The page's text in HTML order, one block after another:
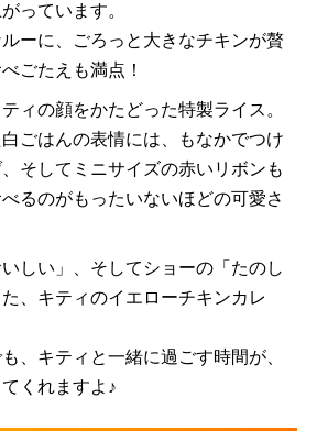
っています。
ーに、ごろっと大きなチキンが贅
ごたえも満点！
ィの顔をかたどった特製ライス。
ごはんの表情には、もなかでつけ
そしてミニサイズの赤いリボンも
るのがもったいないほどの可愛さ
いしい」、そしてショーの「たのし
、キティのイエローチキンカレ
、キティと一緒に過ごす時間が、
くれますよ♪